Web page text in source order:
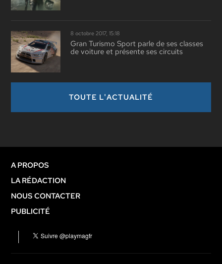
8 octobre 2017, 15:18
Gran Turismo Sport parle de ses classes
de voiture et présente ses circuits
TOUTE L'ACTUALITÉ
A PROPOS
LA RÉDACTION
NOUS CONTACTER
PUBLICITÉ